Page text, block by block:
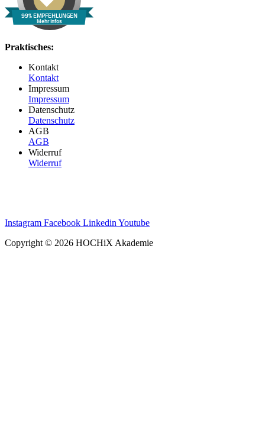
99% EMPFEHLUNGEN
Mehr Infos
Praktisches:
Kontakt
Kontakt
Impressum
Impressum
Datenschutz
Datenschutz
AGB
AGB
Widerruf
Widerruf
Instagram Facebook Linkedin Youtube
Copyright © 2026 HOCHiX Akademie